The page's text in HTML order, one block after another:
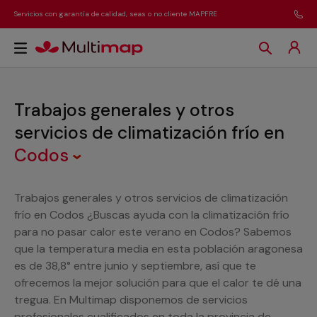
Servicios con garantía de calidad, seas o no cliente MAPFRE
Trabajos generales y otros
servicios de climatización frío en
Codos
Trabajos generales y otros servicios de climatización
frío en Codos ¿Buscas ayuda con la climatización frío
para no pasar calor este verano en Codos? Sabemos
que la temperatura media en esta población aragonesa
es de 38,8° entre junio y septiembre, así que te
ofrecemos la mejor solución para que el calor te dé una
tregua. En Multimap disponemos de servicios